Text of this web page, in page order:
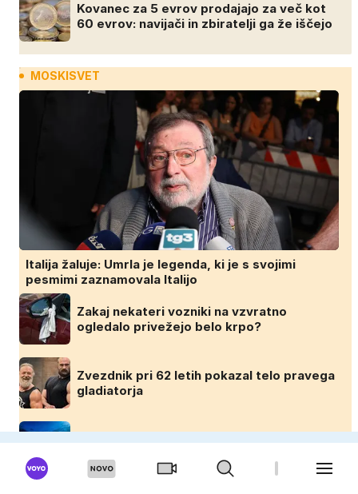
Kovanec za 5 evrov prodajajo za več kot
60 evrov: navijači in zbiratelji ga že iščejo
MOSKISVET
Italija žaluje: Umrla je legenda, ki je s svojimi
pesmimi zaznamovala Italijo
Zakaj nekateri vozniki na vzvratno
ogledalo privežejo belo krpo?
Zvezdnik pri 62 letih pokazal telo pravega
gladiatorja
Skoraj nevidna v vodi, smrtonosna ob